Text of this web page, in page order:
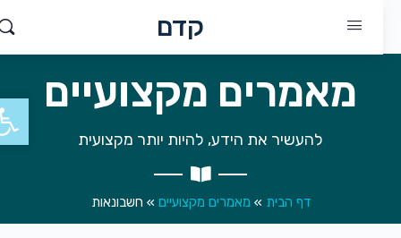
קדם
מאמרים מקצועיים
להעשיר את הידע, להיות יותר מקצועית
דף הבית»מאמרים מקצועיים»חשבונאות
פתח